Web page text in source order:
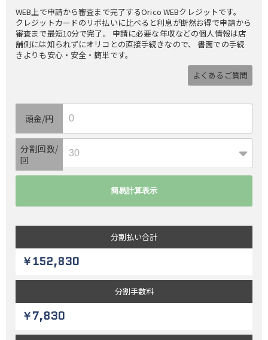
WEB上で申請から審査まで完了するOrico WEBクレジットです。
クレジットカードのリボ払いに比べると利息が断然お得で申請から
審査まで最短10分で完了。 申請に必要な年収などの個人情報は店
舗側には知られずにオリコとの直接手続きなので、 書面での手続
きよりも安心・安全・簡単です。
よくあるご質問
頭金/円
分割回数/
回
分割払い合計
￥152,830
分割手数料
￥7,830